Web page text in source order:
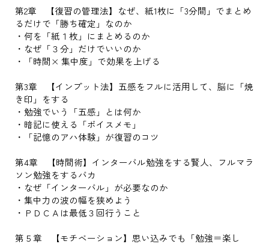
第2章 【復習の管理法】なぜ、紙1枚に「3分間」でまとめ
るだけで「勝ち確定」なのか
・何を「紙１枚」にまとめるのか
・なぜ「３分」だけでいいのか
・「時間× 集中度」で効果を上げる
第3章 【インプット法】五感をフルに活用して、脳に「焼
き印」をする
・勉強でいう「五感」とは何か
・暗記に使える「ボイスメモ」
・「記憶のアハ体験」が復習のコツ
第4章 【時間術】インターバル勉強をする賢人、フルマラ
ソン勉強をするバカ
・なぜ「インターバル」が必要なのか
・集中力の波の幅を狭めよう
・ＰＤＣＡは最低３回行うこと
第５章 【モチベーション】思い込みでも「勉強＝楽し